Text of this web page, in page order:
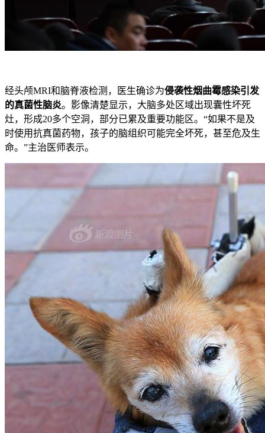
经头颅MRI和脑脊液检测，医生确诊为侵袭性烟曲霉感染引发
的真菌性脑炎。影像清楚显示，大脑多处区域出现囊性坏死
灶，形成20多个空洞，部分已累及重要功能区。“如果不是及
时使用抗真菌药物，孩子的脑组织可能完全坏死，甚至危及生
命。”主治医师表示。